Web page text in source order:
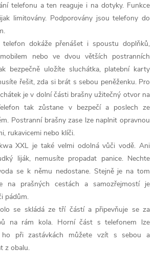
telefonu a ten reaguje i na dotyky. Funkce
limitovány. Podporovány jsou telefony do
telefon dokáže přenášet i spoustu doplňků,
nebo ve dvou větších postranních
bezpečně uložíte sluchátka, platební karty
řešit, zda si brát s sebou peněženku. Pro
je v dolní části brašny užitečný otvor na
tak zůstane v bezpečí a poslech ze
Postranní brašny zase lze naplnit opravnou
rukavicemi nebo klíči.
XXL je také velmi odolná vůči vodě. Ani
liják, nemusíte propadat panice. Nechte
se k němu nedostane. Stejně je na tom
na prašných cestách a samozřejmostí je
pádům.
se skládá ze tří částí a připevňuje se za
na rám kola. Horní část s telefonem lze
při zastávkách můžete vzít s sebou a
z obalu.